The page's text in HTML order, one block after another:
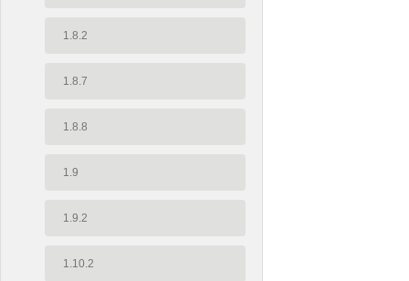
1.8.2
1.8.7
1.8.8
1.9
1.9.2
1.10.2